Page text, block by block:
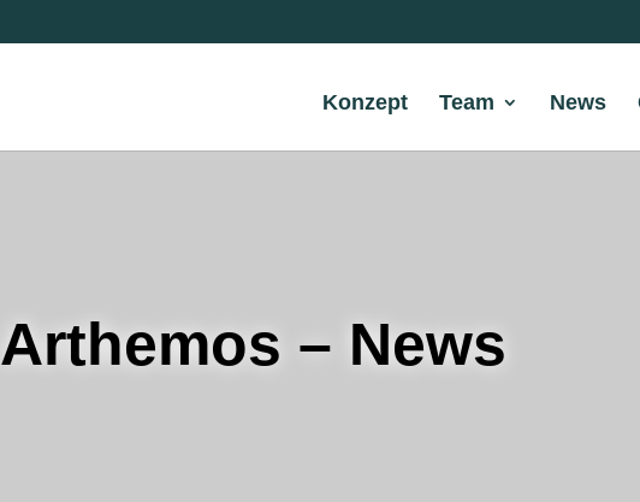
Konzept Team News
Arthemos – News